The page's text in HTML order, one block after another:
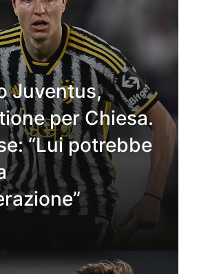
Juventus,
per Chiesa.
“Lui potrebbe